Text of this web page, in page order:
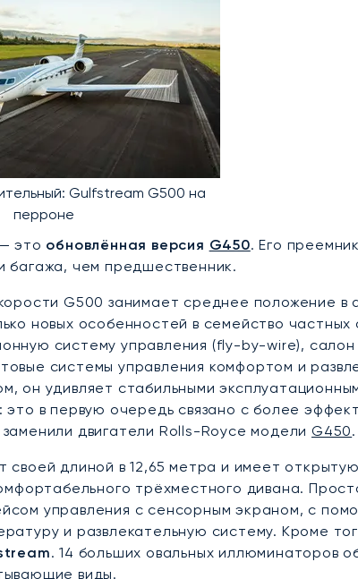
Gulfstream G500 на
перроне
это обновлённая версия G450. Его
багажа, чем предшественник.
G500 занимает среднее положение
новых особенностей в семейство
систему управления (fly-by-wire),
системы управления комфортом и
он удивляет стабильными
это в первую очередь связано с более
двигатели Rolls-Royce модели G450.
своей длиной в 12,65 метра и имеет
трёхместного дивана.
управления с сенсорным экраном, с
и развлекательную систему. Кроме
. 14 больших овальных иллюминаторов
виды.